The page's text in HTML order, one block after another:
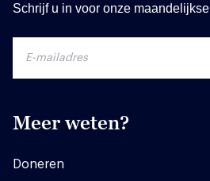
Schrijf u in voor onze
Meer weten?
Doneren